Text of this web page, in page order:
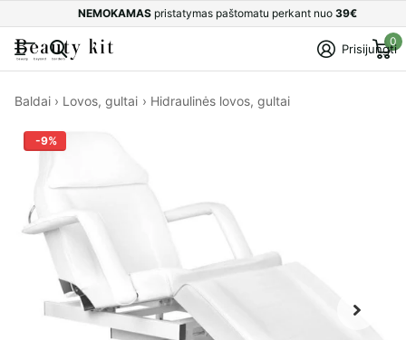
NEMOKAMAS pristatymas paštomatu perkant nuo 39€
Prisijungti
0
Baldai › Lovos, gultai › Hidraulinės lovos, gultai
-9%